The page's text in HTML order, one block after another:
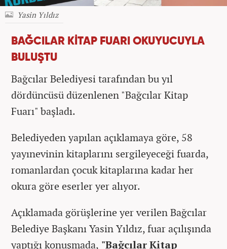
Yasin Yıldız
BAĞCILAR KİTAP FUARI OKUYUCUYLA
BULUŞTU
Bağcılar Belediyesi tarafından bu yıl
dördüncüsü düzenlenen "Bağcılar Kitap
Fuarı" başladı.
Belediyeden yapılan açıklamaya göre, 58
yayınevinin kitaplarını sergileyeceği fuarda,
romanlardan çocuk kitaplarına kadar her
okura göre eserler yer alıyor.
Açıklamada görüşlerine yer verilen Bağcılar
Belediye Başkanı Yasin Yıldız, fuar açılışında
yaptığı konuşmada, "Bağcılar Kitap